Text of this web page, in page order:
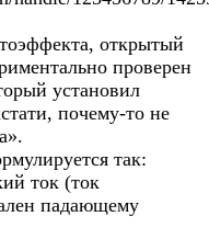
открытый
проверен
установил
почему-то не
так:
ток (ток
падающему